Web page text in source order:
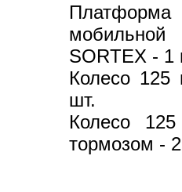
SORTEX - 1
Колесо 125
шт.
Колесо
тормозом -